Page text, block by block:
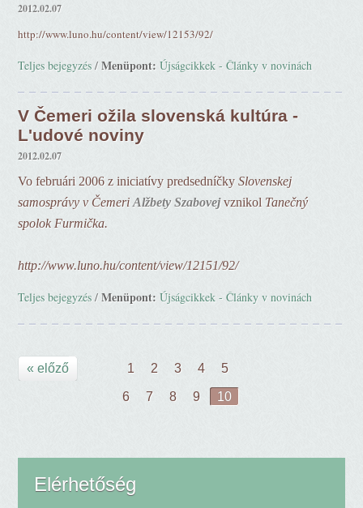
2012.02.07
http://www.luno.hu/content/view/12153/92/
Teljes bejegyzés /Menüpont: Újságcikkek - Články v novinách
V Čemeri ožila slovenská kultúra -
L'udové noviny
2012.02.07
Vo februári 2006 z iniciatívy predsedníčkySlovenskej
samosprávy v Čemeri Alžbety Szabovejvznikol Tanečný
spolok Furmička.
http://www.luno.hu/content/view/12151/92/
Teljes bejegyzés /Menüpont: Újságcikkek - Články v novinách
« előző 1 2 3 4 5
6 7 8 9 10
Elérhetőség